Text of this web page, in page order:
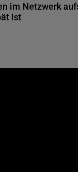
im Netzwerk
ist